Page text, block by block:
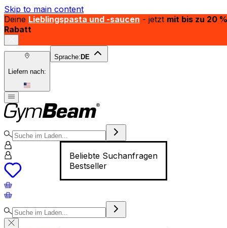
Skip to main content
Deine Lieblingspasta und -saucen - jetzt mit bis zu 20 %
Rabatt
Liefern nach:
Sprache: DE
Beliebte Suchanfragen
Bestseller